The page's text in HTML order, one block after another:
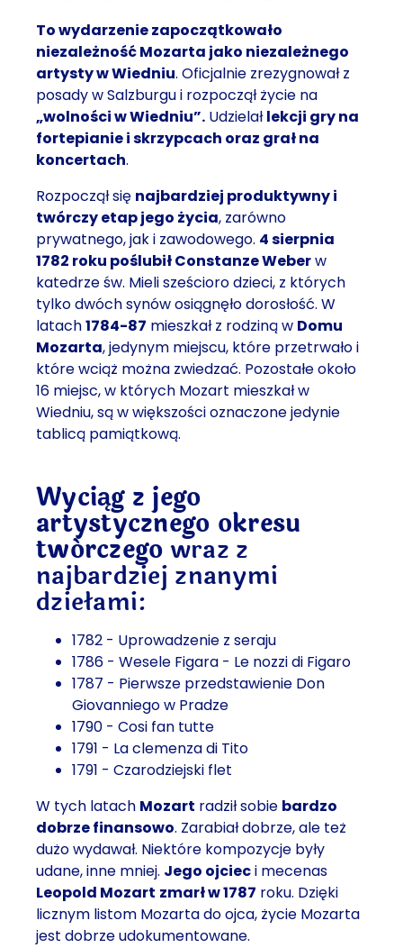
To wydarzenie zapoczątkowało
niezależność Mozarta jako niezależnego
artysty w Wiedniu. Oficjalnie zrezygnował z
posady w Salzburgu i rozpoczął życie na
„wolności w Wiedniu”. Udzielałlekcji gry na
fortepianie i skrzypcach oraz grał na
koncertach.
Rozpoczął się najbardziej produktywny i
twórczy etap jego życia, zarówno
prywatnego, jak i zawodowego. 4 sierpnia
1782 roku poślubił Constanze Weberw
katedrze św. Mieli sześcioro dzieci, z których
tylko dwóch synów osiągnęło dorosłość. W
latach1784-87 mieszkał z rodziną w Domu
Mozarta, jedynym miejscu, które przetrwało i
które wciąż można zwiedzać. Pozostałe około
16 miejsc, w których Mozart mieszkał w
Wiedniu, są w większości oznaczone jedynie
tablicą pamiątkową.
Wyciąg z jego
artystycznego okresu
twórczegowraz z
najbardziej znanymi
dziełami:
1782 - Uprowadzenie z seraju
1786 - Wesele Figara - Le nozzi di Figaro
1787 - Pierwsze przedstawienie Don
Giovanniego w Pradze
1790 - Cosi fan tutte
1791 - La clemenza di Tito
1791 - Czarodziejski flet
W tych latach Mozart radził sobie bardzo
dobrze finansowo. Zarabiał dobrze, ale też
dużo wydawał. Niektóre kompozycje były
udane, inne mniej. Jego ojcieci mecenas
Leopold Mozart zmarł w 1787 roku. Dzięki
licznym listom Mozarta do ojca, życie Mozarta
jest dobrze udokumentowane.